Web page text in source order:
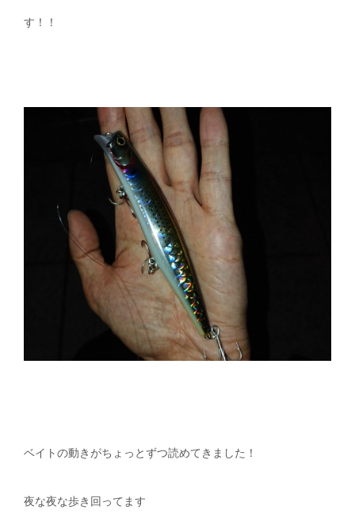
す！！
ベイトの動きがちょっとずつ読めてきました！
夜な夜な歩き回ってます